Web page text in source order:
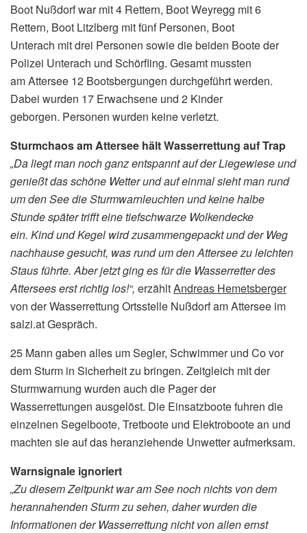
Boot Nußdorf war mit 4 Rettern, Boot Weyregg mit 6
Rettern, Boot Litzlberg mit fünf Personen, Boot
Unterach mit drei Personen sowie die beiden Boote der
Polizei Unterach und Schörfling. Gesamt mussten
am Attersee 12 Bootsbergungen durchgeführt werden.
Dabei wurden 17 Erwachsene und 2 Kinder
geborgen. Personen wurden keine verletzt.
Sturmchaos am Attersee hält Wasserrettung auf Trap
„Da liegt man noch ganz entspannt auf der Liegewiese und
genießt das schöne Wetter und auf einmal sieht man rund
um den See die Sturmwarnleuchten und keine halbe
Stunde später trifft eine tiefschwarze Wolkendecke
ein. Kind und Kegel wird zusammengepackt und der Weg
nachhause gesucht, was rund um den Attersee zu leichten
Staus führte. Aber jetzt ging es für die Wasserretter des
Attersees erst richtig los!“, erzähltAndreas Hemetsberger
von der Wasserrettung Ortsstelle Nußdorf am Attersee im
salzi.at Gespräch.
25 Mann gaben alles um Segler, Schwimmer und Co vor
dem Sturm in Sicherheit zu bringen. Zeitgleich mit der
Sturmwarnung wurden auch die Pager der
Wasserrettungen ausgelöst. Die Einsatzboote fuhren die
einzelnen Segelboote, Tretboote und Elektroboote an und
machten sie auf das heranziehende Unwetter aufmerksam.
Warnsignale ignoriert
„Zu diesem Zeitpunkt war am See noch nichts von dem
herannahenden Sturm zu sehen, daher wurden die
Informationen der Wasserrettung nicht von allen ernst